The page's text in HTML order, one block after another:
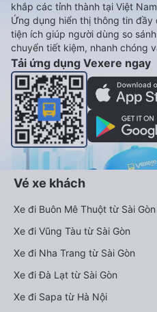
khắp các tỉnh thành tại Việt
Ứng dụng hiển thị thông tin đầy
tiện ích giúp người dùng so
chuyển tiết kiệm, nhanh chóng
Tải ứng dụng Vexere ngay
Vé xe khách
Xe đi Buôn Mê Thuột từ Sài Gòn
Xe đi Vũng Tàu từ Sài Gòn
Xe đi Nha Trang từ Sài Gòn
Xe đi Đà Lạt từ Sài Gòn
Xe đi Sapa từ Hà Nội